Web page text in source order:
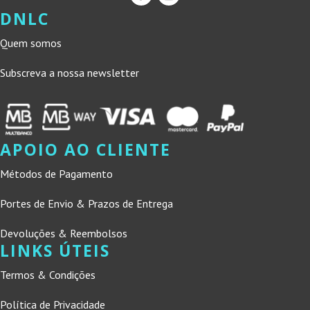
DNLC
Quem somos
Subscreva a nossa newsletter
APOIO AO CLIENTE
Métodos de Pagamento
Portes de Envio & Prazos de Entrega
Devoluções & Reembolsos
LINKS ÚTEIS
Termos & Condições
Política de Privacidade